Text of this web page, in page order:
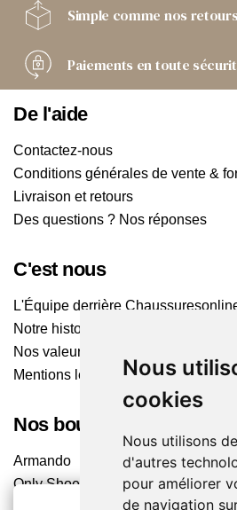
Nous
cookies
Nous utilisons
d'autres
pour améliorer
de navigation
Simple comme nos
Paiements en toute
De l'aide
Contactez-nous
Conditions générales de vente &
Livraison et retours
Des questions ? Nos réponses
C'est nous
L'Équipe derrière
Notre histoire
Nos valeurs
Mentions légales
Nos boutiques
Armando
Only Shoes